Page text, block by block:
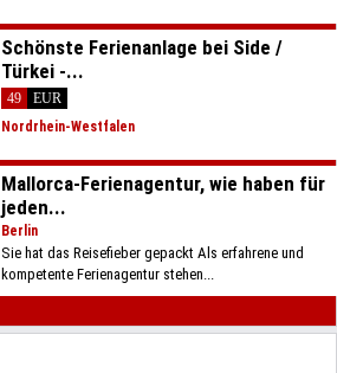
Schönste Ferienanlage bei Side /
Türkei -...
49
EUR
Nordrhein-Westfalen
Mallorca-Ferienagentur, wie haben für
jeden...
Berlin
Sie hat das Reisefieber gepackt Als erfahrene und
kompetente Ferienagentur stehen...